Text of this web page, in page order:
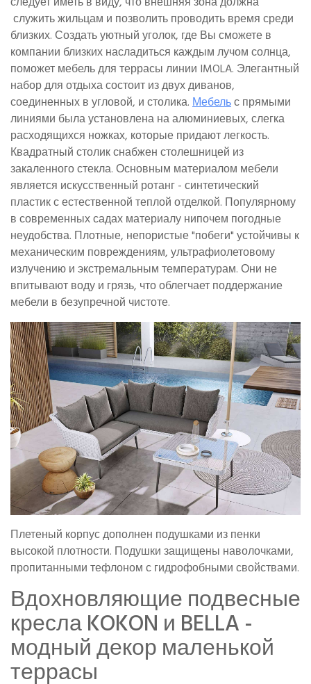
служить жильцам и позволить проводить время среди
близких. Создать уютный уголок, где Вы сможете в
компании близких насладиться каждым лучом солнца,
поможет мебель для террасы линии IMOLA. Элегантный
набор для отдыха состоит из двух диванов,
соединенных в угловой, и столика.Мебельс прямыми
линиями была установлена на алюминиевых, слегка
расходящихся ножках, которые придают легкость.
Квадратный столик снабжен столешницей из
закаленного стекла. Основным материалом мебели
является искусственный ротанг - синтетический
пластик с естественной теплой отделкой. Популярному
в современных садах материалу нипочем погодные
неудобства. Плотные, непористые "побеги" устойчивы к
механическим повреждениям, ультрафиолетовому
излучению и экстремальным температурам. Они не
впитывают воду и грязь, что облегчает поддержание
мебели в безупречной чистоте.
Плетеный корпус дополнен подушками из пенки
высокой плотности. Подушки защищены наволочками,
пропитанными тефлоном с гидрофобными свойствами.
Вдохновляющие подвесные
кресла KOKON и BELLA -
модный декор маленькой
террасы